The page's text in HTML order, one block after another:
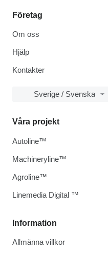
Företag
Om oss
Hjälp
Kontakter
Sverige / Svenska
Information
Allmänna villkor
Våra projekt
Autoline™
Machineryline™
Agroline™
Linemedia Digital ™